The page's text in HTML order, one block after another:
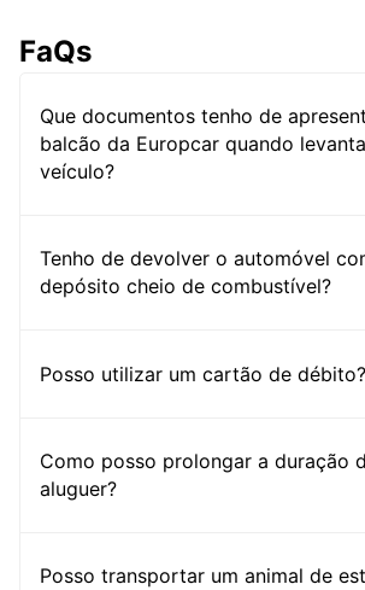
FaQs
Que documentos tenho de
balcão da Europcar quando
veículo?
Tenho de devolver o automóvel
depósito cheio de combustível?
Posso utilizar um cartão de débito?
Como posso prolongar a duração
aluguer?
Posso transportar um animal de